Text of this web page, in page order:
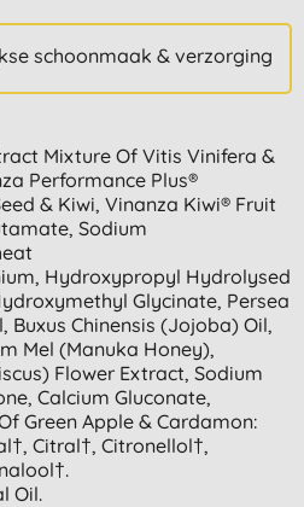
schoonmaak & verzorging
Mixture Of Vitis Vinifera &
Performance Plus®
& Kiwi, Vinanza Kiwi® Fruit
Sodium
Hydroxypropyl Hydrolysed
Glycinate, Persea
Buxus Chinensis (jojoba) Oil,
Mel (manuka Honey),
Flower Extract, Sodium
Calcium Gluconate,
Green Apple & Cardamon:
Citral†, Citronellol†,
Oil.